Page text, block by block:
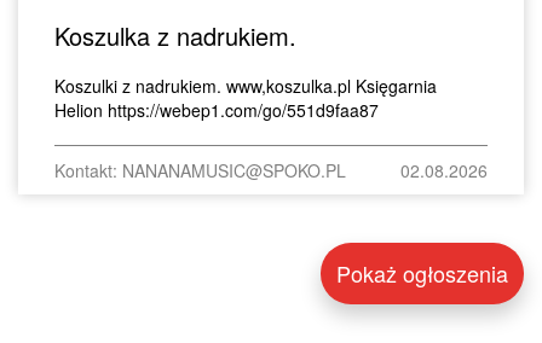
Koszulka z nadrukiem.
Koszulki z nadrukiem. www,koszulka.pl Księgarnia
Helion https://webep1.com/go/551d9faa87
Kontakt: NANANAMUSIC@SPOKO.PL 02.08.2026
Pokaż ogłoszenia